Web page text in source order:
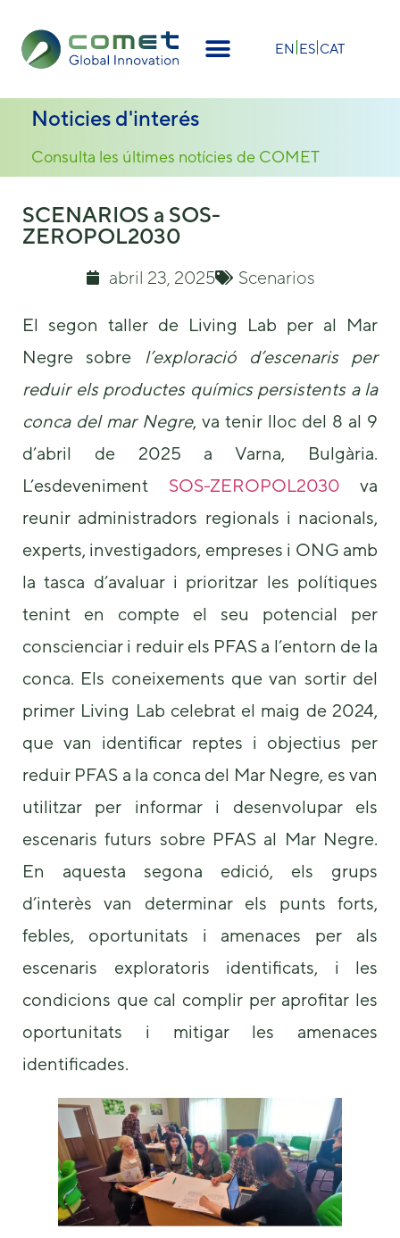
EN ES CAT
Noticies d'interés
Consulta les últimes notícies de COMET
SCENARIOS a SOS-
ZEROPOL2030
abril 23, 2025 Scenarios
El segon taller de Living Lab per al Mar
Negre sobre
l’exploració d’escenaris per
reduir els productes químics persistents a la
conca del mar Negre, va tenir lloc del 8 al 9
d’abril de 2025 a Varna, Bulgària.
L’esdeveniment SOS-ZEROPOL2030 va
reunir administradors regionals i nacionals,
experts, investigadors, empreses i ONG amb
la tasca d’avaluar i prioritzar les polítiques
tenint en compte el seu potencial per
conscienciar i reduir els PFAS a l’entorn de la
conca. Els coneixements que van sortir del
primer Living Lab celebrat el maig de 2024,
que van identificar reptes i objectius per
reduir PFAS a la conca del Mar Negre, es van
utilitzar per informar i desenvolupar els
escenaris futurs sobre PFAS al Mar Negre.
En aquesta segona edició, els grups
d’interès van determinar els punts forts,
febles, oportunitats i amenaces per als
escenaris exploratoris identificats, i les
condicions que cal complir per aprofitar les
oportunitats i mitigar les amenaces
identificades.
These
cookies are
not
optional.
needed for
to function.
Statistics
us to
website's
functionality
and
structure,
based on
how the
used.
Experience
as well as
possible
during your
visit. If you
refuse these
cookies,
some
functionality